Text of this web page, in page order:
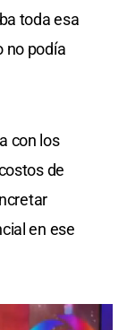
toda esa
no podía
con los
de
en ese